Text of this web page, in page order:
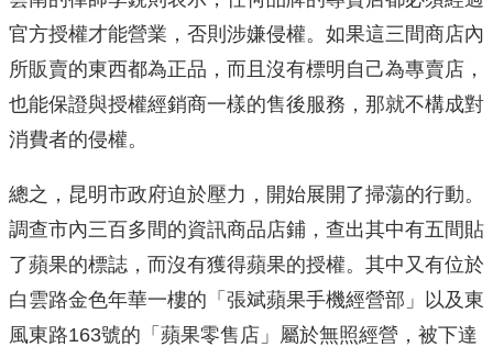
官方授權才能營業，否則涉嫌侵權。如果這三間商店內
所販賣的東西都為正品，而且沒有標明自己為專賣店，
也能保證與授權經銷商一樣的售後服務，那就不構成對
消費者的侵權。
總之，昆明市政府迫於壓力，開始展開了掃蕩的行動。
調查市內三百多間的資訊商品店鋪，查出其中有五間貼
了蘋果的標誌，而沒有獲得蘋果的授權。其中又有位於
白雲路金色年華一樓的「張斌蘋果手機經營部」以及東
風東路163號的「蘋果零售店」屬於無照經營，被下達